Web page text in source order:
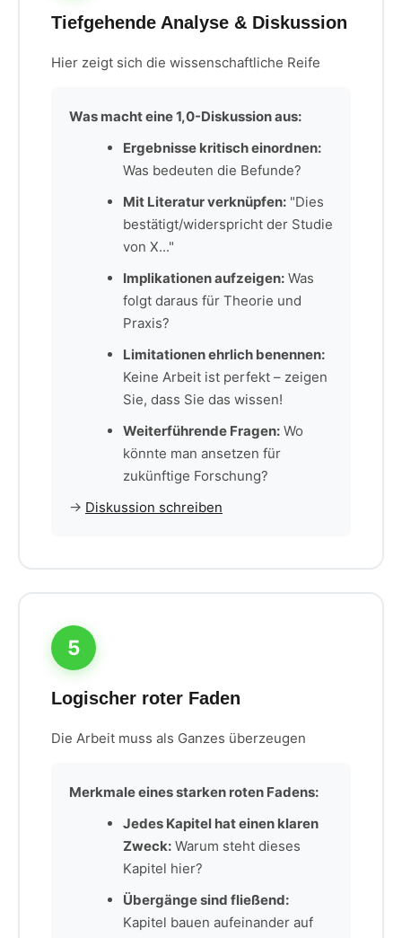
Tiefgehende Analyse & Diskussion
Hier zeigt sich die wissenschaftliche Reife
Was macht eine 1,0-Diskussion aus:
Ergebnisse kritisch einordnen:
Was bedeuten die Befunde?
Mit Literatur verknüpfen: "Dies
bestätigt/widerspricht der Studie
von X..."
Implikationen aufzeigen: Was
folgt daraus für Theorie und
Praxis?
Limitationen ehrlich benennen:
Keine Arbeit ist perfekt – zeigen
Sie, dass Sie das wissen!
Weiterführende Fragen: Wo
könnte man ansetzen für
zukünftige Forschung?
→ Diskussion schreiben
5
Logischer roter Faden
Die Arbeit muss als Ganzes überzeugen
Merkmale eines starken roten Fadens:
Jedes Kapitel hat einen klaren
Zweck: Warum steht dieses
Kapitel hier?
Übergänge sind fließend:
Kapitel bauen aufeinander auf